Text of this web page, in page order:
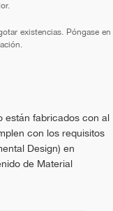
existencias. Póngase en
están fabricados con al
con los requisitos
Design) en
de Material